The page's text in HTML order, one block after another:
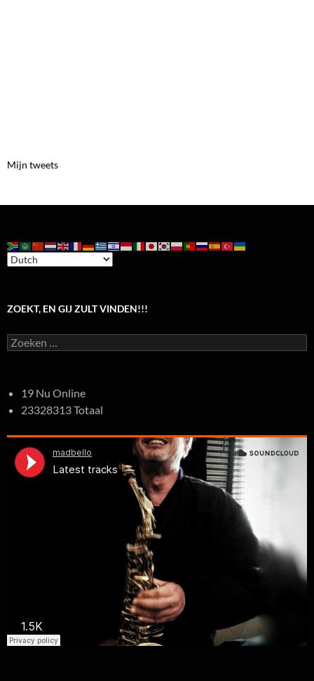
Mijn tweets
ZOEKT, EN GIJ ZULT VINDEN!!!
Zoeken
naar:
19 Nu Online
23328313 Totaal